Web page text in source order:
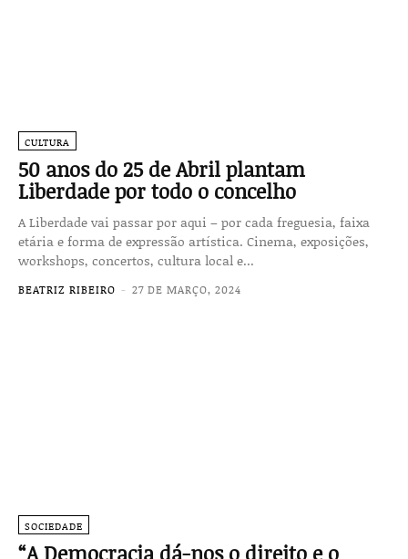
CULTURA
50 anos do 25 de Abril plantam
Liberdade por todo o concelho
A Liberdade vai passar por aqui – por cada freguesia, faixa
etária e forma de expressão artística. Cinema, exposições,
workshops, concertos, cultura local e...
BEATRIZ RIBEIRO - 27 DE MARÇO, 2024
SOCIEDADE
“A Democracia dá-nos o direito e o